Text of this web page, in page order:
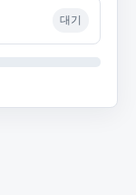
대기